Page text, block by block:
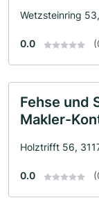
Wetzsteinring
0.0
Fehse und
Makler-
Holztrifft 56,
0.0